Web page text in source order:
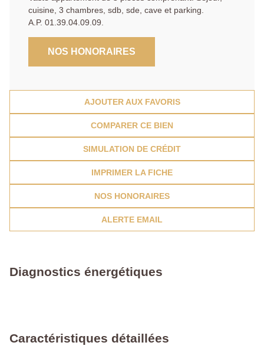
cuisine, 3 chambres, sdb, sde, cave et parking.
A.P. 01.39.04.09.09.
NOS HONORAIRES
AJOUTER AUX FAVORIS
COMPARER CE BIEN
SIMULATION DE CRÉDIT
IMPRIMER LA FICHE
NOS HONORAIRES
ALERTE EMAIL
Diagnostics énergétiques
Caractéristiques détaillées